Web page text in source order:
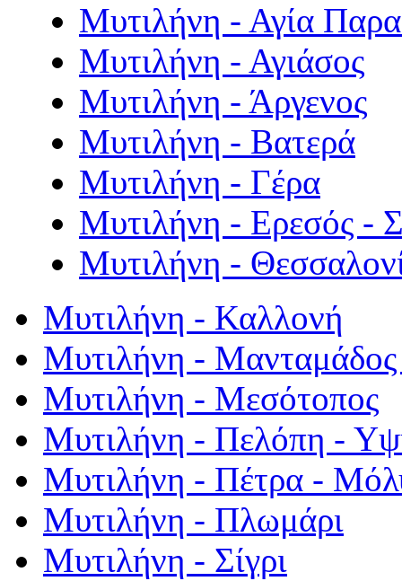
Μυτιλήνη - Αγία
Μυτιλήνη - Αγιάσος
Μυτιλήνη - Άργενος
Μυτιλήνη - Βατερά
Μυτιλήνη - Γέρα
Μυτιλήνη - Ερεσός -
Μυτιλήνη -
Μυτιλήνη - Καλλονή
Μυτιλήνη - Μανταμάδος
Μυτιλήνη - Μεσότοπος
Μυτιλήνη - Πελόπη -
Μυτιλήνη - Πέτρα -
Μυτιλήνη - Πλωμάρι
Μυτιλήνη - Σίγρι